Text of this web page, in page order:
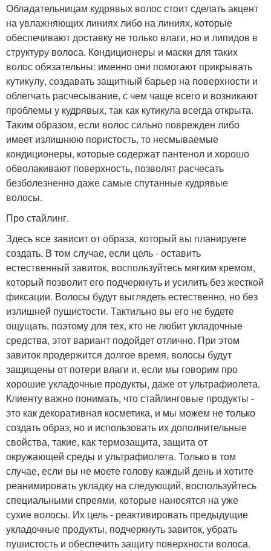
Обладательницам кудрявых волос стоит сделать акцент
на увлажняющих линиях либо на линиях, которые
обеспечивают доставку не только влаги, но и липидов в
структуру волоса. Кондиционеры и маски для таких
волос обязательны: именно они помогают прикрывать
кутикулу, создавать защитный барьер на поверхности и
облегчать расчесывание, с чем чаще всего и возникают
проблемы у кудрявых, так как кутикула всегда открыта.
Таким образом, если волос сильно поврежден либо
имеет излишнюю пористость, то несмываемые
кондиционеры, которые содержат пантенол и хорошо
обволакивают поверхность, позволят расчесать
безболезненно даже самые спутанные кудрявые
волосы.
Про стайлинг.
Здесь все зависит от образа, который вы планируете
создать. В том случае, если цель - оставить
естественный завиток, воспользуйтесь мягким кремом,
который позволит его подчеркнуть и усилить без жесткой
фиксации. Волосы будут выглядеть естественно, но без
излишней пушистости. Тактильно вы его не будете
ощущать, поэтому для тех, кто не любит укладочные
средства, этот вариант подойдет отлично. При этом
завиток продержится долгое время, волосы будут
защищены от потери влаги и, если мы говорим про
хорошие укладочные продукты, даже от ультрафиолета.
Клиенту важно понимать, что стайлинговые продукты -
это как декоративная косметика, и мы можем не только
создать образ, но и использовать их дополнительные
свойства, такие, как термозащита, защита от
окружающей среды и ультрафиолета. Только в том
случае, если вы не моете голову каждый день и хотите
реанимировать укладку на следующий, воспользуйтесь
специальными спреями, которые наносятся на уже
сухие волосы. Их цель - реактивировать предыдущие
укладочные продукты, подчеркнуть завиток, убрать
пушистость и обеспечить защиту поверхности волоса.